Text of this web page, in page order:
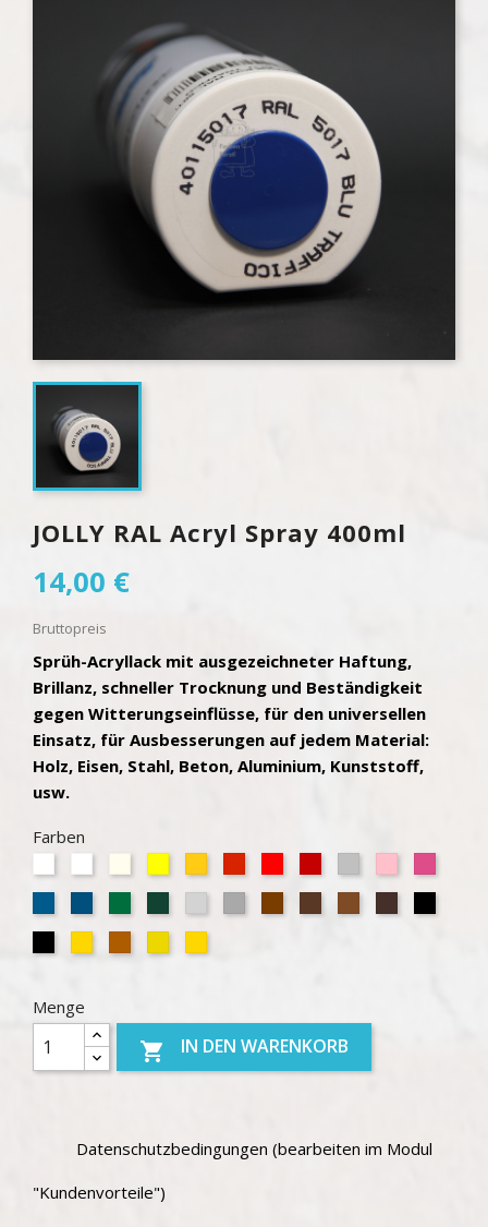
JOLLY RAL Acryl Spray 400ml
14,00 €
Bruttopreis
Sprüh-Acryllack mit ausgezeichneter Haftung,
Brillanz, schneller Trocknung und Beständigkeit
gegen Witterungseinflüsse, für den universellen
Einsatz, für Ausbesserungen auf jedem Material:
Holz, Eisen, Stahl, Beton, Aluminium, Kunststoff,
usw.
Farben
Matt Glanz
Blutorange
Rot RubinrotSilber
BraunNussbraunRehwildbraun
Glanz
Matt
ChromGold
Metallic
Menge
 IN DEN WARENKORB
Datenschutzbedingungen (bearbeiten im Modul
"Kundenvorteile")